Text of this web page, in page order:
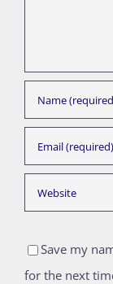
Save my
for the next